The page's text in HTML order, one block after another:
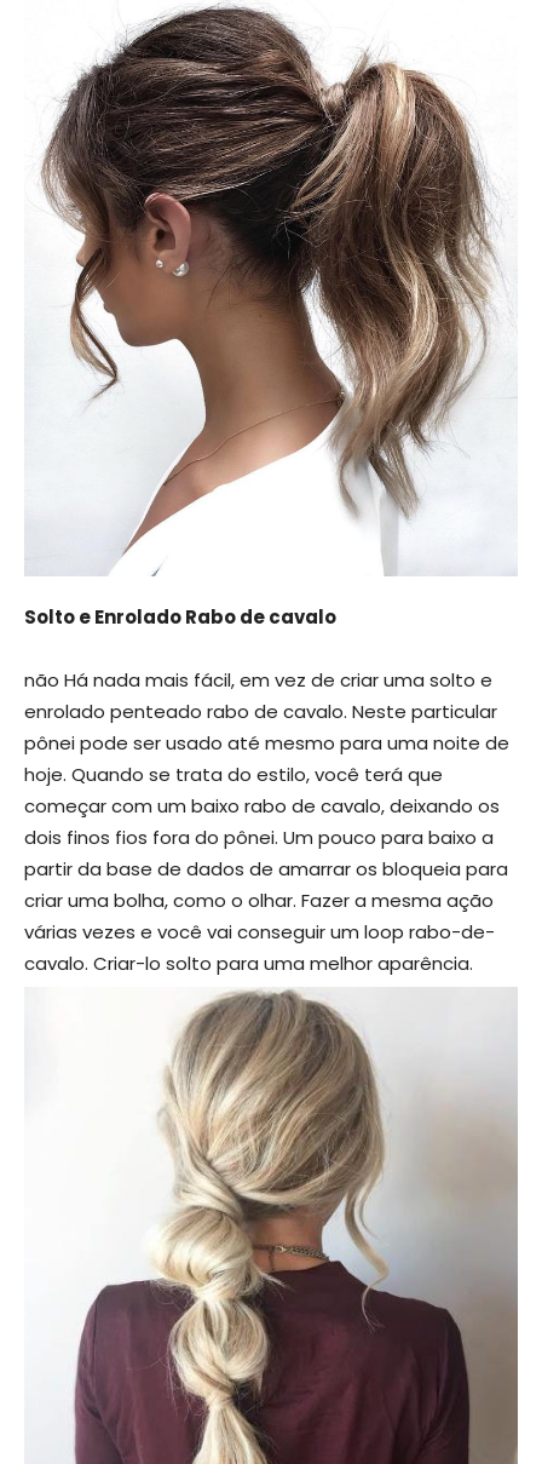
Solto e Enrolado Rabo de cavalo
não Há nada mais fácil, em vez de criar uma solto e
enrolado penteado rabo de cavalo. Neste particular
pônei pode ser usado até mesmo para uma noite de
hoje. Quando se trata do estilo, você terá que
começar com um baixo rabo de cavalo, deixando os
dois finos fios fora do pônei. Um pouco para baixo a
partir da base de dados de amarrar os bloqueia para
criar uma bolha, como o olhar. Fazer a mesma ação
várias vezes e você vai conseguir um loop rabo-de-
cavalo. Criar-lo solto para uma melhor aparência.